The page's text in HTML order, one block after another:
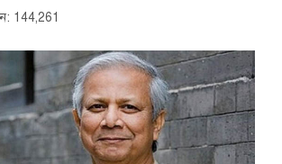
144,261